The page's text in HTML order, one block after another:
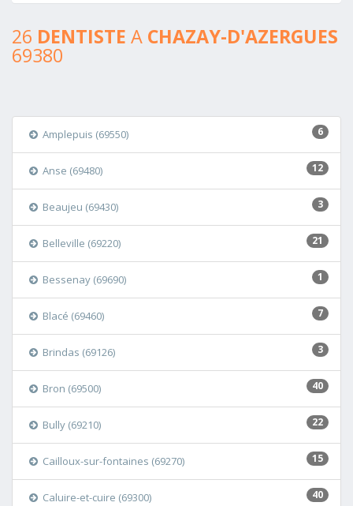
26 DENTISTE A CHAZAY-D'AZERGUES
69380
6
Amplepuis (69550)
12
Anse (69480)
3
Beaujeu (69430)
21
Belleville (69220)
1
Bessenay (69690)
7
Blacé (69460)
3
Brindas (69126)
40
Bron (69500)
22
Bully (69210)
15
Cailloux-sur-fontaines (69270)
40
Caluire-et-cuire (69300)